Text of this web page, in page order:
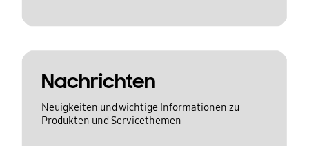
Nachrichten
Neuigkeiten und wichtige Informationen zu
Produkten und Servicethemen